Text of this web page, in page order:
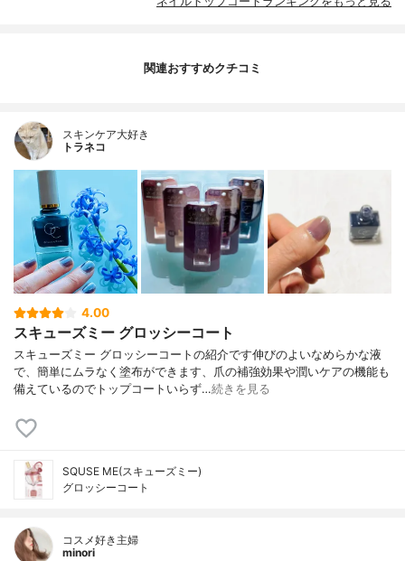
関連おすすめクチコミ
スキンケア大好き
トラネコ
4.00
スキューズミー グロッシーコート
スキューズミー グロッシーコートの紹介です伸びのよいなめらかな液
で、簡単にムラなく塗布ができます、爪の補強効果や潤いケアの機能も
備えているのでトップコートいらず…続きを見る
SQUSE ME(スキューズミー)
グロッシーコート
コスメ好き主婦
minori